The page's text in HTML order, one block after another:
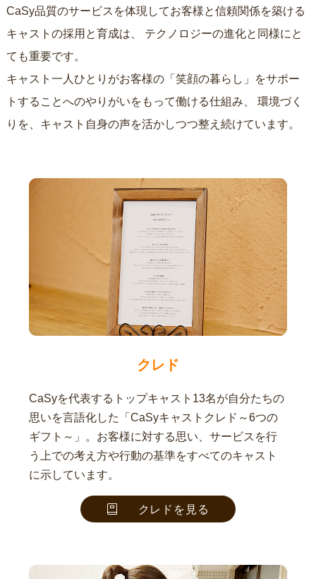
CaSy品質のサービスを体現してお客様と信頼関係を築ける
キャストの採用と育成は、
ても重要です。
キャスト一人ひとりがお客様の「笑顔の暮らし」をサポー
トすることへのやりがいをもって働ける仕組み、
りを、キャスト自身の声を活かしつつ整え続けています。
クレド
CaSyを代表するトップキャスト13名が自分たちの
思いを言語化した「CaSyキャストクレド～6つの
ギフト～」。お客様に対する思い、サービスを行
う上での考え方や行動の基準をすべてのキャスト
に示しています。
クレドを見る